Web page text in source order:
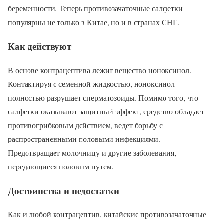
беременности. Теперь противозачаточные салфетки
популярны не только в Китае, но и в странах СНГ.
Как действуют
В основе контрацептива лежит вещество ноноксинол.
Контактируя с семенной жидкостью, ноноксинол
полностью разрушает сперматозоиды. Помимо того, что
салфетки оказывают защитный эффект, средство обладает
противогрибковым действием, ведет борьбу с
распространенными половыми инфекциями.
Предотвращает молочницу и другие заболевания,
передающиеся половым путем.
Достоинства и недостатки
Как и любой контрацептив, китайские противозачаточные